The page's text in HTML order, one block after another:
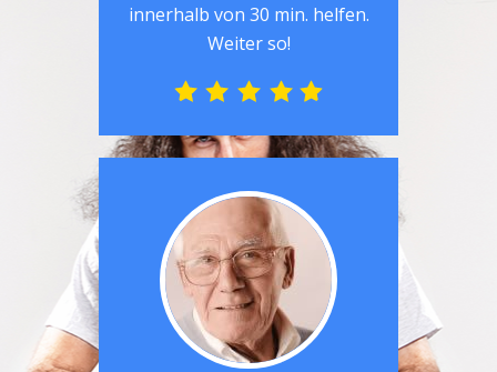
innerhalb von 30 min. helfen.
Weiter so!